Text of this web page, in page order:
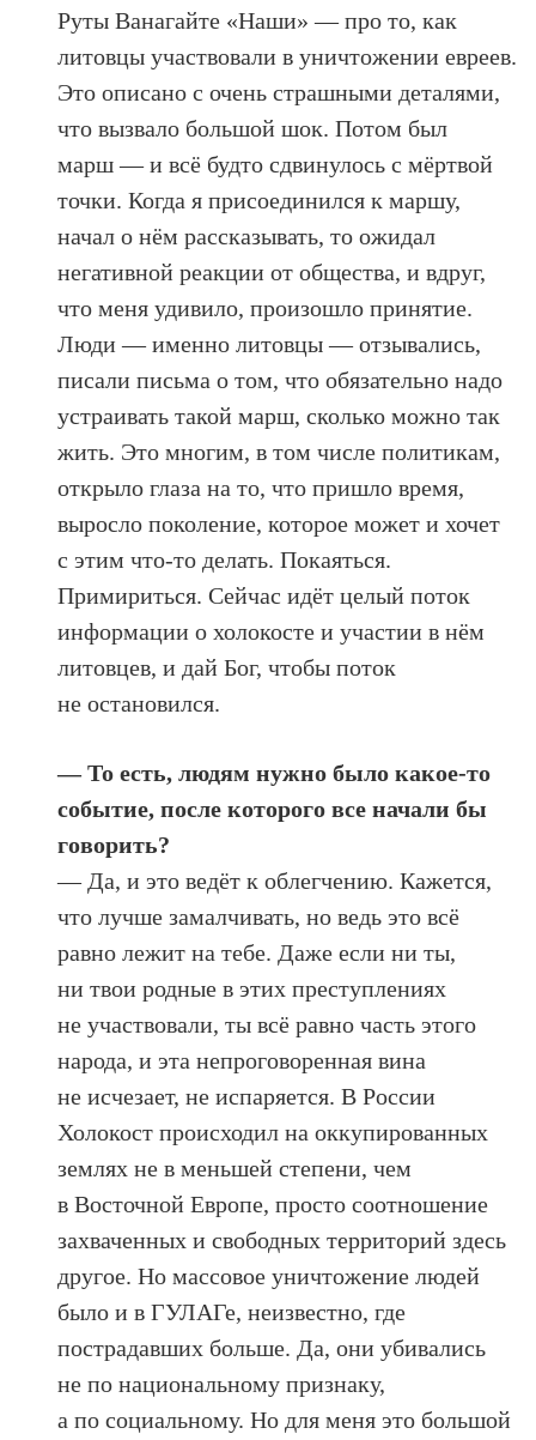
Руты Ванагайте «Наши» — про то, как
литовцы участвовали в уничтожении евреев.
Это описано с очень страшными деталями,
что вызвало большой шок. Потом был
марш — и всё будто сдвинулось с мёртвой
точки. Когда я присоединился к маршу,
начал о нём рассказывать, то ожидал
негативной реакции от общества, и вдруг,
что меня удивило, произошло принятие.
Люди — именно литовцы — отзывались,
писали письма о том, что обязательно надо
устраивать такой марш, сколько можно так
жить. Это многим, в том числе политикам,
открыло глаза на то, что пришло время,
выросло поколение, которое может и хочет
с этим что-то делать. Покаяться.
Примириться. Сейчас идёт целый поток
информации о холокосте и участии в нём
литовцев, и дай Бог, чтобы поток
не остановился.
— То есть, людям нужно было какое-то
событие, после которого все начали бы
говорить?
— Да, и это ведёт к облегчению. Кажется,
что лучше замалчивать, но ведь это всё
равно лежит на тебе. Даже если ни ты,
ни твои родные в этих преступлениях
не участвовали, ты всё равно часть этого
народа, и эта непроговоренная вина
не исчезает, не испаряется. В России
Холокост происходил на оккупированных
землях не в меньшей степени, чем
в Восточной Европе, просто соотношение
захваченных и свободных территорий здесь
другое. Но массовое уничтожение людей
было и в ГУЛАГе, неизвестно, где
пострадавших больше. Да, они убивались
не по национальному признаку,
а по социальному. Но для меня это большой